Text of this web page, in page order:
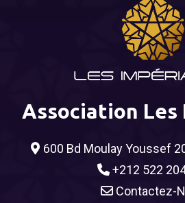
Association Les
600 Bd Moulay Youssef
+212 522
Contactez-